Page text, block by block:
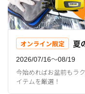
オンライン限定 夏
2026/07/16〜08/19
今始めればお盆前もラ
イテムを厳選！